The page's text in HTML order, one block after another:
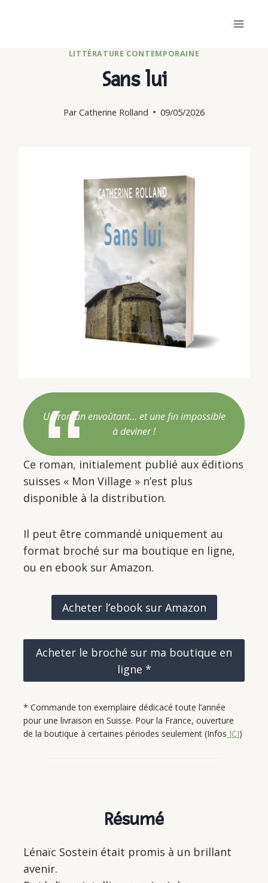
LITTÉRATURE CONTEMPORAINE
Sans lui
ParCatherine Rolland 09/05/2026
Un roman envoûtant… et une fin impossible
à deviner !
Ce roman, initialement publié aux éditions
suisses « Mon Village » n’est plus
disponible à la distribution.
Il peut être commandé uniquement au
format broché sur ma boutique en ligne,
ou en ebook sur Amazon.
Acheter l’ebook sur Amazon
Acheter le broché sur ma boutique en
ligne *
* Commande ton exemplaire dédicacé toute l’année
pour une livraison en Suisse. Pour la France, ouverture
de la boutique à certaines périodes seulement (Infos ICI)
Résumé
Lénaïc Sostein était promis à un brillant
avenir.